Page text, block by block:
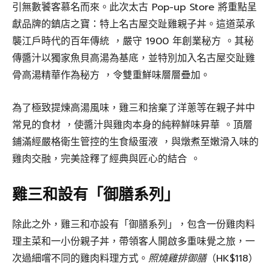
引無數饕客慕名而來。此次太古 Pop-up Store 將重點呈
獻品牌的鎮店之寶：特上名古屋交趾雞親子丼。這道菜承
襲江戶時代的百年傳統 ，嚴守 1900 年創業秘方 。其秘
傳醬汁以獨家魚貝高湯為基底，並特別加入名古屋交趾雞
骨高湯精華作為秘方 ，令雙重鮮味層層疊加。
為了極致提煉高湯風味，雞三和捨棄了洋蔥等在親子丼中
常見的食材 ，使醬汁與雞肉本身的純粹鮮味昇華 。頂層
鋪滿經嚴格衛生管控的生食級蛋液 ，與燉煮至嫩滑入味的
雞肉交融，完美詮釋了經典與匠心的結合 。
雞三和設有「御膳系列」
除此之外，雞三和亦設有「御膳系列」，包含一份雞肉料
理主菜和一小份親子丼，帶領客人開啟多重味覺之旅，一
次過細嚐不同的雞肉料理方式。 照燒雞排御膳（HK$118）